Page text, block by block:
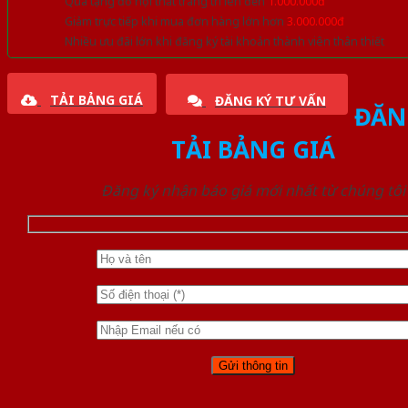
Giảm trực tiếp khi mua đơn hàng lớn hơn 3.000.000đ
Nhiều ưu đãi lớn khi đăng ký tài khoản thành viên thân thiết
TẢI BẢNG GIÁ ĐĂNG KÝ TƯ VẤN
TẢI BẢNG GIÁ
Đăng ký nhận báo giá mới nhất từ chúng tôi